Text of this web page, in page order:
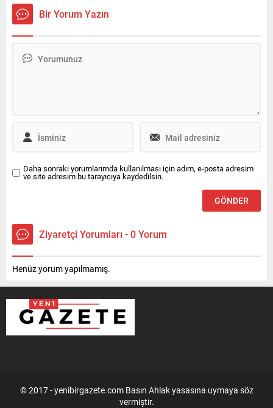
gelişmeler magazin ve hukuk
kulislerinde geniş yankı
Bir Yorum Yazın
Daha sonraki yorumlarımda kullanılması için adım, e-posta adresim
ve site adresim bu tarayıcıya kaydedilsin.
Ziyaretçi Yorumları - 0 Yorum
Henüz yorum yapılmamış.
© 2017 - yenibirgazete.com Basın Ahlak yasasına uymaya söz
vermiştir.